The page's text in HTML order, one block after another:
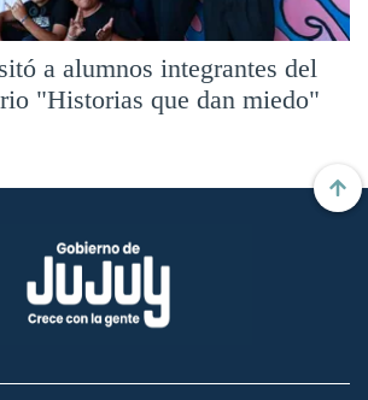
a alumnos integrantes del
"Historias que dan miedo"